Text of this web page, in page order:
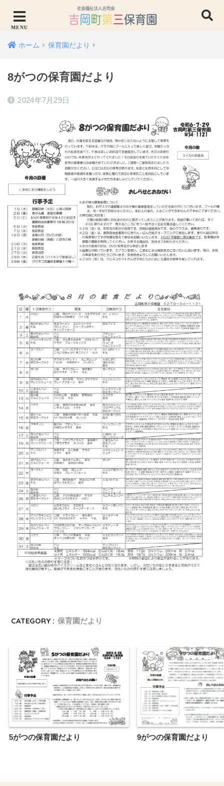
ホーム 保育園だより
8がつの保育園だより
2024年7月29日
CATEGORY : 保育園だより
5がつの保育園だより 9がつの保育園だより